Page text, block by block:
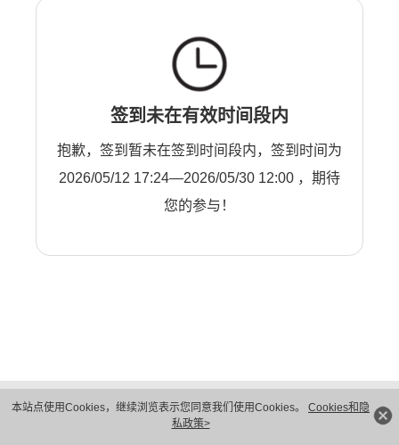
本站点使用Cookies，继续浏览表示您同意我们使用Cookies。 Cookies和隐
私政策>
签到未在有效时间段内
抱歉，签到暂未在签到时间段内，签到时间为
2026/05/12 17:24—2026/05/30 12:00 ，期待
您的参与！
隐私保护
法律声明